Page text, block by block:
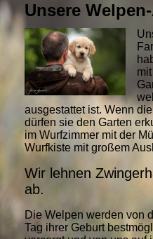
Unsere
ausgestattet ist. Wenn
dürfen sie den Garten
im Wurfzimmer mit der
Wurfkiste mit großem
Wir lehnen
ab.
Die Welpen werden von
Tag ihrer Geburt